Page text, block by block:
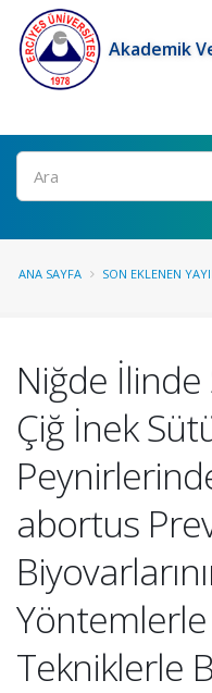
Akademik
Ara
ANA SAYFA SON EKLENEN
Niğde İlinde
Çiğ İnek
abortus
Tekniklerle